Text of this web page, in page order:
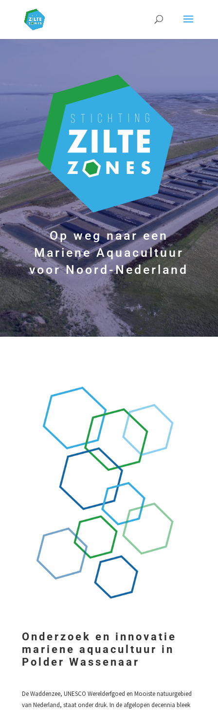
Op weg naar een
Mariene Aquacultuur
voor Noord-Nederland
Onderzoek en innovatie
mariene aquacultuur in
Polder Wassenaar
De Waddenzee, UNESCO Werelderfgoed en Mooiste natuurgebied
van Nederland, staat onder druk. In de afgelopen decennia bleek